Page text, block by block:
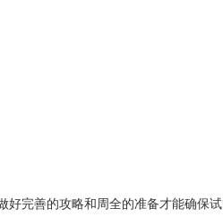
完善的攻略和周全的准备才能确